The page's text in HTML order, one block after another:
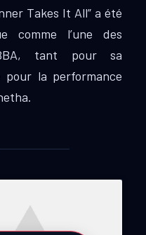
Takes It All” a été
comme l’une des
tant pour sa
pour la performance